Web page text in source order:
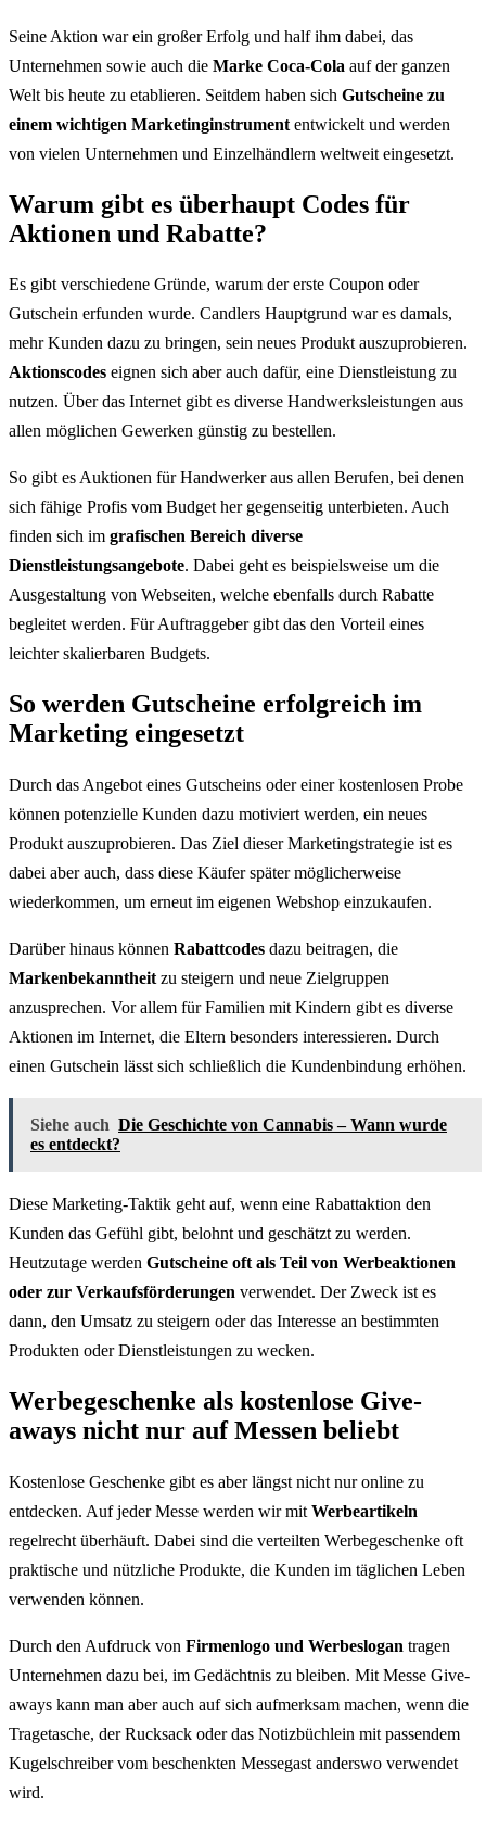
Seine Aktion war ein großer Erfolg und half ihm dabei, das
Unternehmen sowie auch die Marke Coca-Cola auf der ganzen
Welt bis heute zu etablieren. Seitdem haben sich Gutscheine zu
einem wichtigen Marketinginstrument entwickelt und werden
von vielen Unternehmen und Einzelhändlern weltweit eingesetzt.
Warum gibt es überhaupt Codes für
Aktionen und Rabatte?
Es gibt verschiedene Gründe, warum der erste Coupon oder
Gutschein erfunden wurde. Candlers Hauptgrund war es damals,
mehr Kunden dazu zu bringen, sein neues Produkt auszuprobieren.
Aktionscodes eignen sich aber auch dafür, eine Dienstleistung zu
nutzen. Über das Internet gibt es diverse Handwerksleistungen aus
allen möglichen Gewerken günstig zu bestellen.
So gibt es Auktionen für Handwerker aus allen Berufen, bei denen
sich fähige Profis vom Budget her gegenseitig unterbieten. Auch
finden sich im grafischen Bereich diverse
Dienstleistungsangebote. Dabei geht es beispielsweise um die
Ausgestaltung von Webseiten, welche ebenfalls durch Rabatte
begleitet werden. Für Auftraggeber gibt das den Vorteil eines
leichter skalierbaren Budgets.
So werden Gutscheine erfolgreich im
Marketing eingesetzt
Durch das Angebot eines Gutscheins oder einer kostenlosen Probe
können potenzielle Kunden dazu motiviert werden, ein neues
Produkt auszuprobieren. Das Ziel dieser Marketingstrategie ist es
dabei aber auch, dass diese Käufer später möglicherweise
wiederkommen, um erneut im eigenen Webshop einzukaufen.
Darüber hinaus können Rabattcodes dazu beitragen, die
Markenbekanntheit zu steigern und neue Zielgruppen
anzusprechen. Vor allem für Familien mit Kindern gibt es diverse
Aktionen im Internet, die Eltern besonders interessieren. Durch
einen Gutschein lässt sich schließlich die Kundenbindung erhöhen.
Siehe auch Die Geschichte von Cannabis – Wann wurde
es entdeckt?
Diese Marketing-Taktik geht auf, wenn eine Rabattaktion den
Kunden das Gefühl gibt, belohnt und geschätzt zu werden.
Heutzutage werden Gutscheine oft als Teil von Werbeaktionen
oder zur Verkaufsförderungen verwendet. Der Zweck ist es
dann, den Umsatz zu steigern oder das Interesse an bestimmten
Produkten oder Dienstleistungen zu wecken.
Werbegeschenke als kostenlose Give-
aways nicht nur auf Messen beliebt
Kostenlose Geschenke gibt es aber längst nicht nur online zu
entdecken. Auf jeder Messe werden wir mit Werbeartikeln
regelrecht überhäuft. Dabei sind die verteilten Werbegeschenke oft
praktische und nützliche Produkte, die Kunden im täglichen Leben
verwenden können.
Durch den Aufdruck von Firmenlogo und Werbeslogan tragen
Unternehmen dazu bei, im Gedächtnis zu bleiben. Mit Messe Give-
aways kann man aber auch auf sich aufmerksam machen, wenn die
Tragetasche, der Rucksack oder das Notizbüchlein mit passendem
Kugelschreiber vom beschenkten Messegast anderswo verwendet
wird.